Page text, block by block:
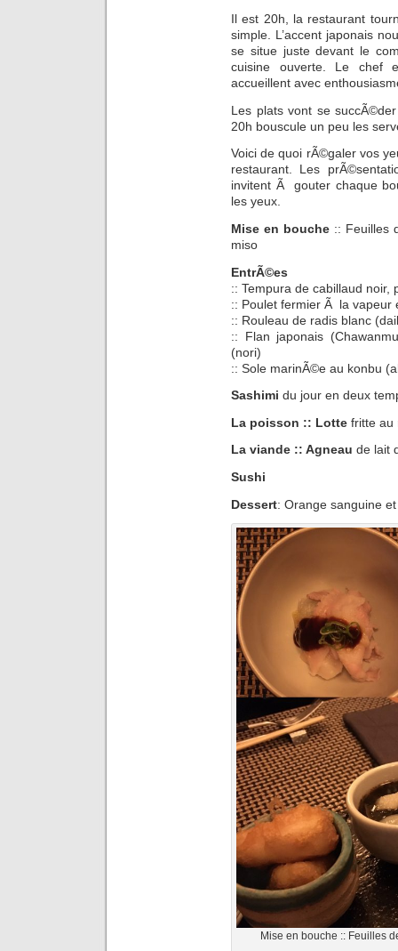
Il est 20h, la restaurant
simple. L’accent japonais
se situe juste devant le
cuisine ouverte. Le chef
accueillent avec
Les plats vont se
20h bouscule un peu les
Voici de quoi rÃ©galer vos
restaurant. Les
invitent Ã gouter chaque
les yeux.
Mise en bouche :: Feuilles
miso
EntrÃ©es
:: Tempura de cabillaud noir,
:: Poulet fermier Ã la vapeur
:: Rouleau de radis blanc
:: Flan japonais
(nori)
:: Sole marinÃ©e au konbu
Sashimi du jour en deux
La poisson :: Lotte fritte au
La viande :: Agneau de lait
Sushi
Dessert: Orange sanguine
Mise en bouche :: Feuilles